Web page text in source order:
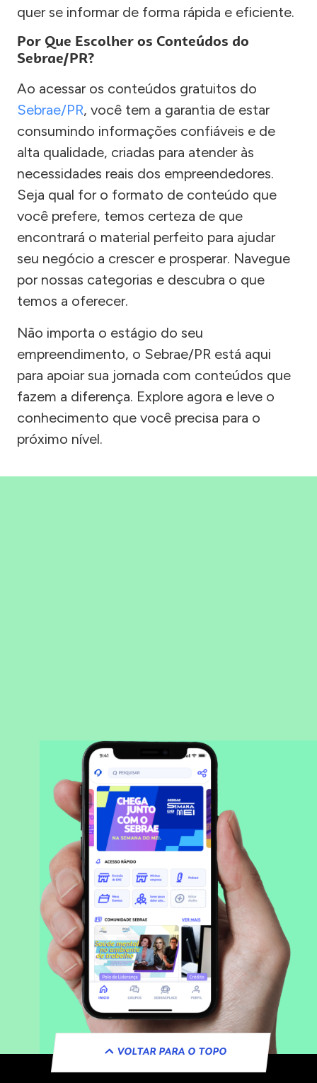
quer se informar de forma rápida e eficiente.
Por Que Escolher os Conteúdos do
Sebrae/PR?
Ao acessar os conteúdos gratuitos do
Sebrae/PR, você tem a garantia de estar
consumindo informações confiáveis e de
alta qualidade, criadas para atender às
necessidades reais dos empreendedores.
Seja qual for o formato de conteúdo que
você prefere, temos certeza de que
encontrará o material perfeito para ajudar
seu negócio a crescer e prosperar. Navegue
por nossas categorias e descubra o que
temos a oferecer.
Não importa o estágio do seu
empreendimento, o Sebrae/PR está aqui
para apoiar sua jornada com conteúdos que
fazem a diferença. Explore agora e leve o
conhecimento que você precisa para o
próximo nível.
VOLTAR PARA O TOPO